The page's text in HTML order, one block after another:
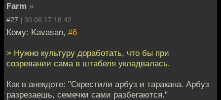
Farm »
#27 | 30.06.17 18:42
Кому: Kavasan, #6
> Нужно культуру доработать, что бы при
созревании сама в штабеля укладвалась.
Как в анекдоте: "Скрестили арбуз и таракана. Арбуз
разрезаешь, семечки сами разбегаются."